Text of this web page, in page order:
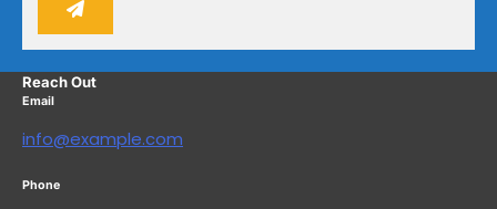
Reach Out
Email
info@example.com
Phone